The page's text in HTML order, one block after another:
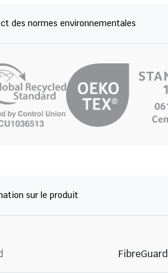
des normes environnementales
sur le produit
FibreGuard